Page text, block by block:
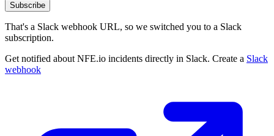
Subscribe
That's a Slack webhook URL, so we switched you to a Slack
subscription.
Get notified about NFE.io incidents directly in Slack. Create a Slack
webhook